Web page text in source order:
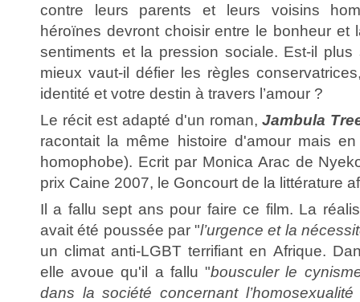
contre leurs parents et leurs voisins
héroïnes devront choisir entre le bonheur et
sentiments et la pression sociale. Est-il plus
mieux vaut-il défier les règles
identité et votre destin à travers l’amour ?
Le récit est adapté d'un roman,Jambula
racontait la même histoire d'amour mais
homophobe). Ecrit par Monica Arac de
prix Caine 2007, le Goncourt de la littérature
Il a fallu sept ans pour faire ce film. La
avait été poussée par "l’urgence et la
un climat anti-LGBT terrifiant en Afrique.
elle avoue qu'il a fallu "bousculer le
dans la société concernant